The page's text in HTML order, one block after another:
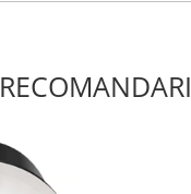
RECOMANDARI